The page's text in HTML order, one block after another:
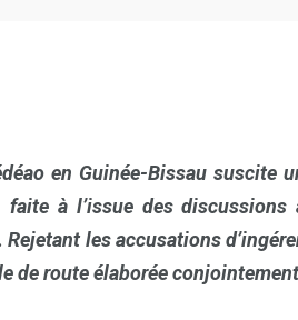
en Guinée-Bissau suscite
à l’issue des
les accusations
de route élaborée